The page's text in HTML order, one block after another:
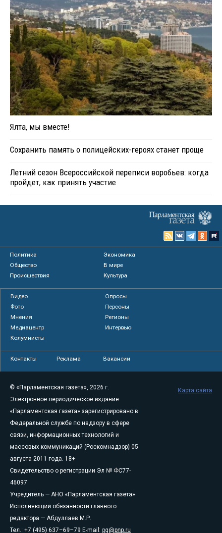
Ялта, мы вместе!
Сохранить память о полицейских-героях станет проще
Летний сезон Всероссийской переписи воробьев: когда
пройдет, как принять участие
Политика
Экономика
Общество
В мире
Происшествия
Культура
Видео
Опросы
Фото
Персоны
Мнения
Регионы
Медиацентр
Интервью
Колумнисты
Контакты Реклама Вакансии
© «Парламентская газета», 2026 г.
Электронное периодическое издание
«Парламентская газета» зарегистрировано в
Федеральной службе по надзору в сфере
связи, информационных технологий и
массовых коммуникаций (Роскомнадзор) 05
августа 2011 года. 18+
Свидетельство о регистрации Эл № ФС77-
46097
Учредитель — АНО «Парламентская газета»
Исполняющий обязанности главного
редактора — Абдуллаев М.Р.
Тел.: +7 (495) 637–69–79 E-mail: pg@pnp.ru
Карта сайта